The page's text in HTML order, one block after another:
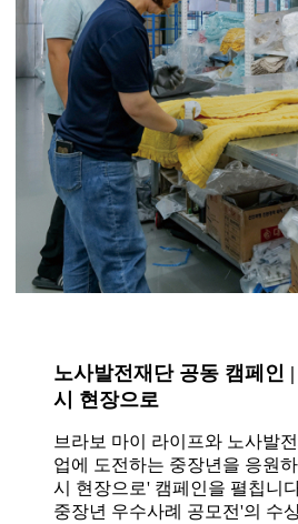
노사발전재단 공동 캠페인
시 현장으로
브라보 마이 라이프와 노사발
업에 도전하는 중장년을 응원
시 현장으로' 캠페인을 펼칩니
중장년 우수사례 공모전'의 수